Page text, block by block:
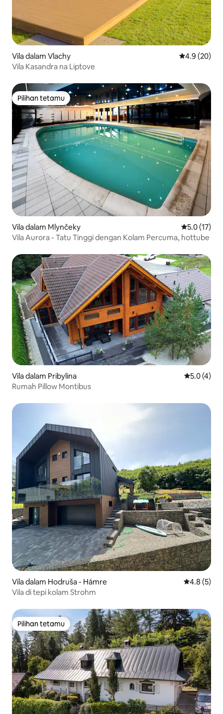
Vila dalam Vlachy Penarafan
4.9 (20)
Vila Kasandra na Liptove
Pilihan tetamu
Pilihan tetamu
Vila dalam Mlynčeky Penarafan
5.0 (17)
Vila Aurora - Tatu Tinggi dengan Kolam Percuma, hottube
Vila dalam Pribylina Penarafan
5.0 (4)
Rumah Pillow Montibus
Vila dalam Hodruša - Hámre Penarafan
4.8 (5)
Vila di tepi kolam Strohm
Pilihan tetamu
Pilihan tetamu